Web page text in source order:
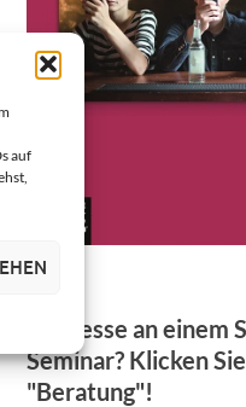
auf
Interesse an einem
Seminar? Klicken
"Beratung"!